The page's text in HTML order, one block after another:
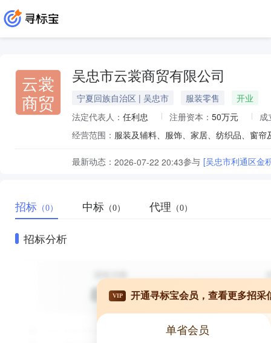
云裳
商贸
吴忠市云裳商贸有限公司
宁夏回族自治区 | 吴忠市 服装零售
开业
法定代表人： 任利忠 注册资本： 50万元
成
经营范围： 服装及辅料、服饰、家居、纺织品、窗
最新动态： 2026-07-22 20:43参与 [吴忠市利通区金
招标 （0） 中标 （0） 代理 （0）
招标分析
VIP 开通寻标宝会员，查看更多招采
单省会员